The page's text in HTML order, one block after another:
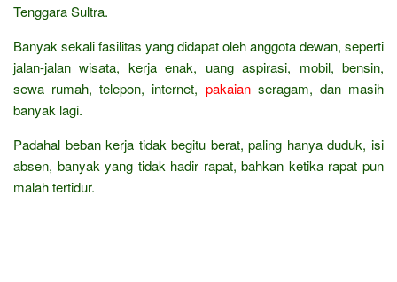
Tenggara Sultra.
Banyak sekali fasilitas yang didapat oleh anggota dewan, seperti
jalan-jalan wisata, kerja enak, uang aspirasi, mobil, bensin,
sewa rumah, telepon, internet, pakaianseragam, dan masih
banyak lagi.
Padahal beban kerja tidak begitu berat, paling hanya duduk, isi
absen, banyak yang tidak hadir rapat, bahkan ketika rapat pun
malah tertidur.